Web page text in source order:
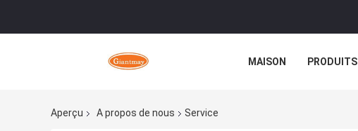
MAISON PRODUITS
Aperçu A propos de nous Service